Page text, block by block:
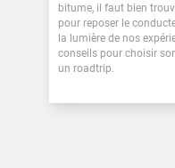
bitume, il faut bien
pour reposer le
la lumière de nos
conseils pour choisir
un roadtrip.